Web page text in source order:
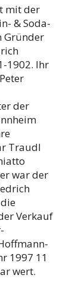
mit der
& Soda-
Gründer
1902. Ihr
der
Traudl
war der
Verkauf
1997 11
wert.